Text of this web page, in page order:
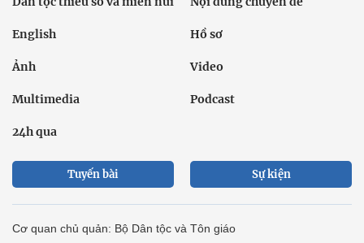
English Hồ sơ
Ảnh Video
Multimedia Podcast
24h qua
Tuyến bài Sự kiện
Cơ quan chủ quản: Bộ Dân tộc và Tôn giáo